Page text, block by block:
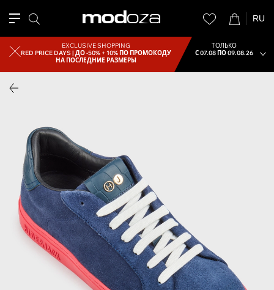
RU
EXCLUSIVE SHOPPING
RED PRICE DAYS |ДО -50% + 10% ПО ПРОМОКОДУ
НА ПОСЛЕДНИЕ РАЗМЕРЫ
ТОЛЬКО
С 07.08 ПО 09.08.26